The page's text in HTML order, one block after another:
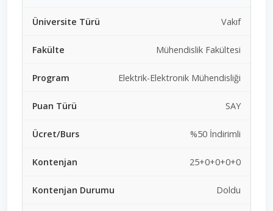
Vakıf
Mühendislik Fakültesi
Elektrik-Elektronik Mühendisliği
SAY
%50 İndirimli
25+0+0+0+0
Doldu